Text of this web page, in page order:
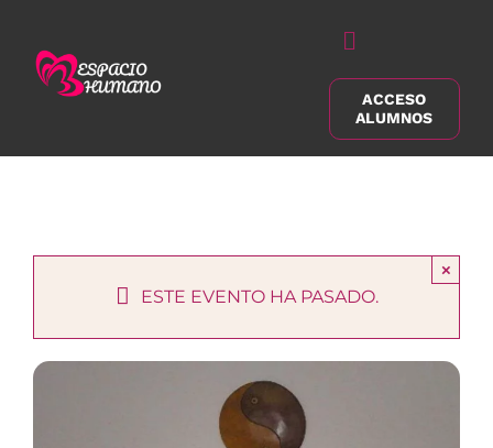
contenido
Alternar
navegación
Buscar:
ACCESO
ALUMNOS
ESTE EVENTO HA PASADO.
×